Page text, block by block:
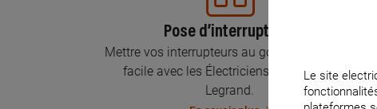
Pose d’interrupteurs
Mettre vos interrupteurs au goût du jour, c’est
facile avec les Électriciens Certifiés par
Legrand.
Le site